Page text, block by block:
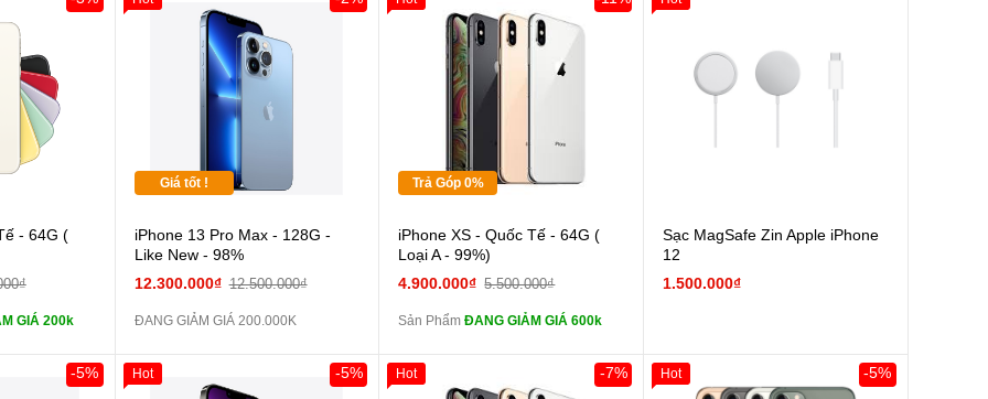
dự phòng và
Pin dự phòng và
các Phụ Kiện Khác
các Phụ Kiện Khác
Khách Hàng
lực 10D full
iPhone 6S
ZIN
- 64G (
GIÁ 200k
Giá tốt !
iPhone 13 Pro Max - 128G -
Like New - 98%
12.300.000₫ 12.500.000₫
ĐANG GIẢM GIÁ 200.000K
Trả Góp 0%
Giảm 100.000đ
Khách Hàng
Thân Thiết
Tặng
Tặng
Cường lực 10D full
màn
tai nghe iPhone 6S
zin
Đổi Sạc Cáp ZIN
iPhone XS - Quốc Tế - 64G (
Loại A - 99%)
4.900.000₫ 5.500.000₫
Sản PhẩmĐANG GIẢM GIÁ 600k
Sạc MagSafe Zin Apple iPhone
12
1.500.000₫
-5% -5%
Hot
Giảm 100.000đ
Khách Hàng
-7%
Hot
Giảm 100.000đ
Khách Hàng
-5%
Hot